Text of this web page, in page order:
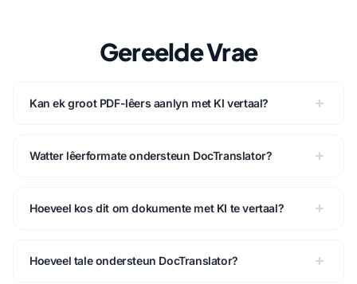
Gereelde Vrae
Kan ek groot PDF-lêers aanlyn met KI vertaal?
Watter lêerformate ondersteun DocTranslator?
Hoeveel kos dit om dokumente met KI te vertaal?
Hoeveel tale ondersteun DocTranslator?